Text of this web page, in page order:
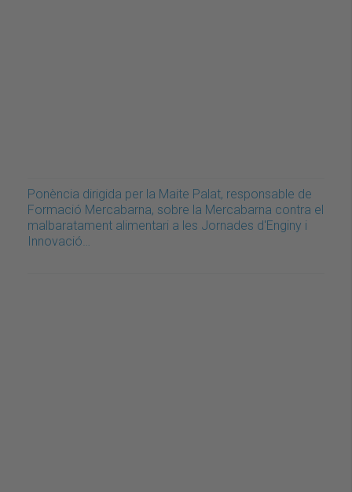
Ponència dirigida per la Maite Palat, responsable de
Formació Mercabarna, sobre la Mercabarna contra el
malbaratament alimentari a les Jornades d'Enginy i
Innovació…